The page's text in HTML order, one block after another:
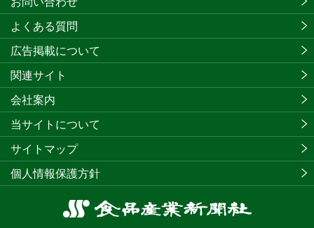
食
よくある質問
広告掲載について
関連サイト
会社案内
当サイトについて
サイトマップ
個人情報保護方針